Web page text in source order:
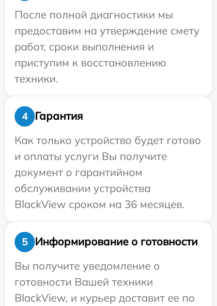
После полной диагностики мы
предоставим на утверждение смету
работ, сроки выполнения и
приступим к восстановлению
техники.
4
Гарантия
Как только устройство будет готово
и оплаты услуги Вы получите
документ о гарантийном
обслуживании устройства
BlackView сроком на 36 месяцев.
5
Информирование о готовности
Вы получите уведомление о
готовности Вашей техники
BlackView, и курьер доставит ее по